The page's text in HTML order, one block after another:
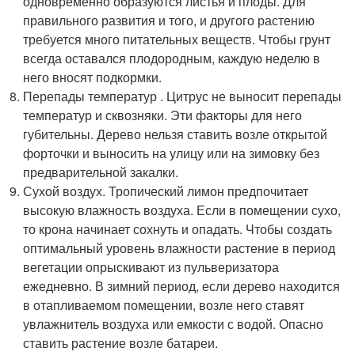
правильного развития и того, и другого растению
требуется много питательных веществ. Чтобы грунт
всегда оставался плодородным, каждую неделю в
него вносят подкормки.
Перепады температур . Цитрус не выносит перепады
температур и сквозняки. Эти факторы для него
губительны. Дерево нельзя ставить возле открытой
форточки и выносить на улицу или на зимовку без
предварительной закалки.
Сухой воздух. Тропический лимон предпочитает
высокую влажность воздуха. Если в помещении сухо,
то крона начинает сохнуть и опадать. Чтобы создать
оптимальный уровень влажности растение в период
вегетации опрыскивают из пульверизатора
ежедневно. В зимний период, если дерево находится
в отапливаемом помещении, возле него ставят
увлажнитель воздуха или емкости с водой. Опасно
ставить растение возле батареи.